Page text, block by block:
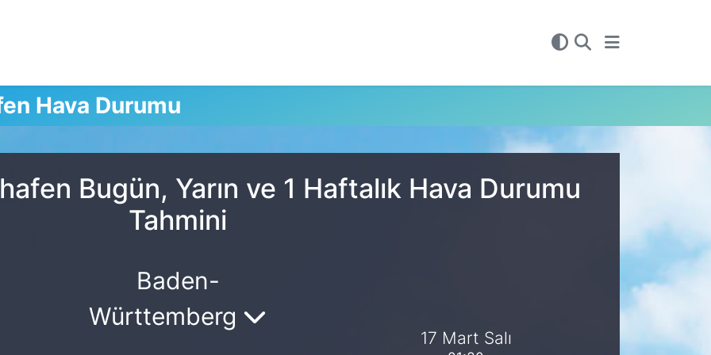
Hava Durumu
Bugün, Yarın ve 1 Haftalık Hava Durumu
Tahmini
Baden-
Württemberg
17 Mart Salı